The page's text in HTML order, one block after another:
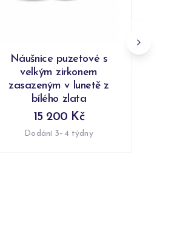
Náušnice puzetové s
velkým zirkonem
zasazeným v lunetě z
bílého zlata
15 200 Kč
Dodání 3–4 týdny